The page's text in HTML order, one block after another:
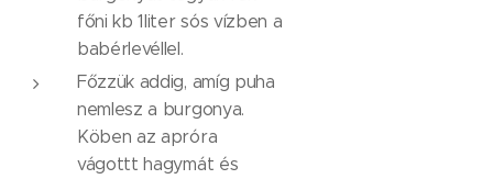
főni kb 1liter sós vízben a
babérlevéllel.
Főzzük addig, amíg puha
nemlesz a burgonya.
Köben az apróra
vágottt hagymát és